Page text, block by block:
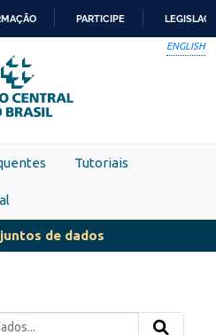
PARA
O
CONTEÚDO
PARTICIPE
ENGLISH
Tutoriais
de dados